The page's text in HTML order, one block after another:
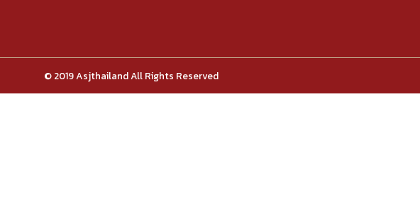
© 2019 Asjthailand All Rights Reserved